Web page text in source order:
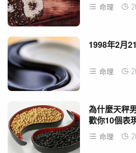
命理
1998年2月
命理
為什麼天秤
歡你10個表
命理